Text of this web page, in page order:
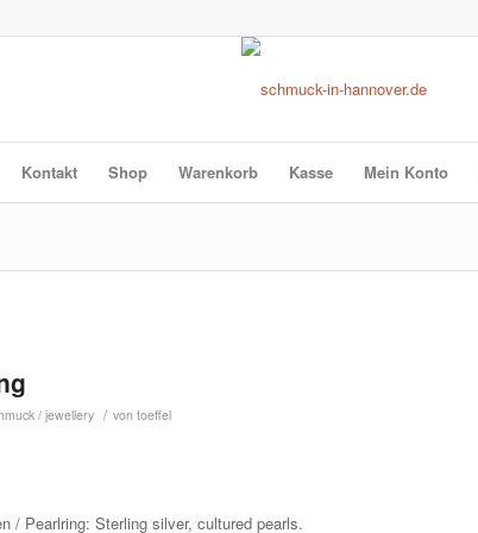
Kontakt Shop Warenkorb Kasse Mein Konto
/ jewellery / von toeffel
/ Pearlring: Sterling silver, cultured pearls.